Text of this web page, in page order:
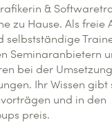
&
zu Hause. Als freie
selbstständige
Seminaranbietern
bei der
Ihr Wissen gibt
und in den
preis.